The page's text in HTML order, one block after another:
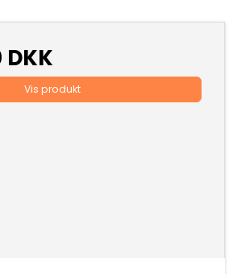
DKK
Vis produkt